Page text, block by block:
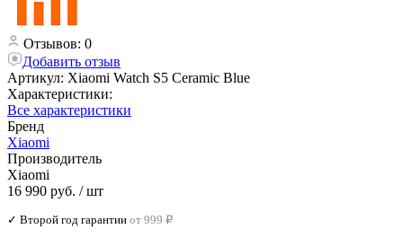
Отзывов: 0
Добавить отзыв
Артикул: Xiaomi Watch S5 Ceramic Blue
Характеристики:
Все характеристики
Бренд
Xiaomi
Производитель
Xiaomi
16 990 руб. / шт
✓ Второй год гарантии от 999 ₽